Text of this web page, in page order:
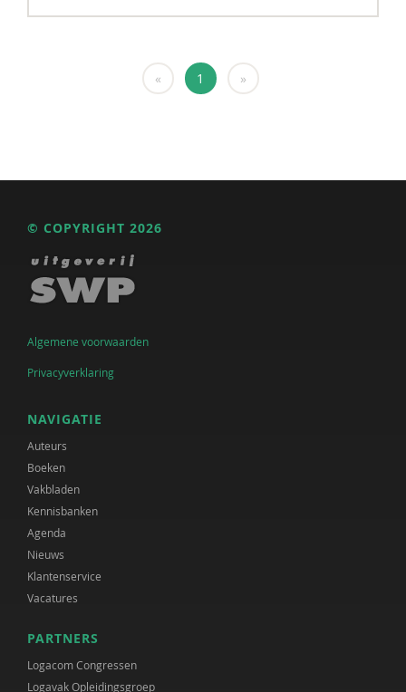
« 1 »
© COPYRIGHT 2026
Algemene voorwaarden
Privacyverklaring
NAVIGATIE
Auteurs
Boeken
Vakbladen
Kennisbanken
Agenda
Nieuws
Klantenservice
Vacatures
PARTNERS
Logacom Congressen
Logavak Opleidingsgroep